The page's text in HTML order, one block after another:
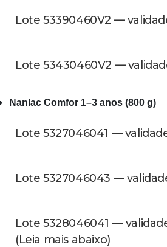
Lote 53390460V2 —
Lote 53430460V2 —
Nanlac Comfor 1–3 anos (800 g)
Lote 5327046041 —
Lote 5327046043 —
Lote 5328046041 —
(Leia mais abaixo)